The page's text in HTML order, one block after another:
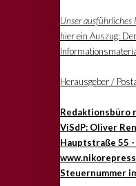
Unser ausführliches
hier ein Auszug:
Herausgeber /
Redaktionsbüro
ViSdP: Oliver
Hauptstraße 55
Steuernummer